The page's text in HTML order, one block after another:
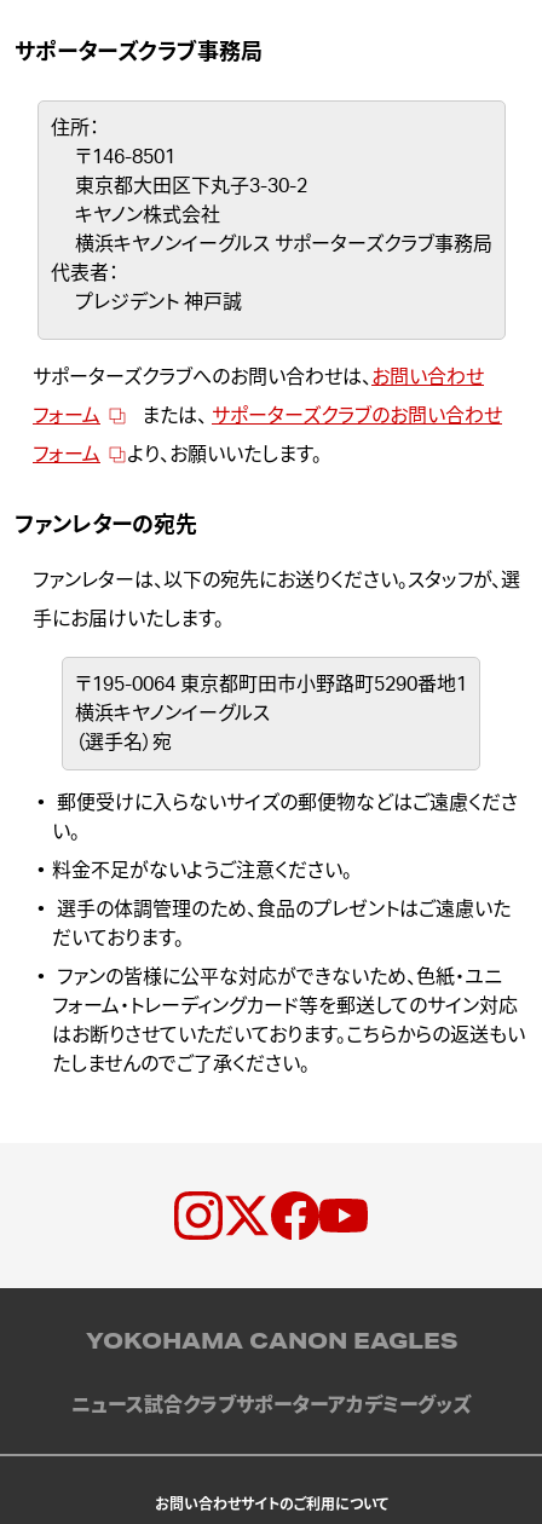
サポーターズクラブ事務局
住所：
〒146-8501
東京都大田区下丸子3-30-2
キヤノン株式会社
横浜キヤノンイーグルス サポーターズクラブ事務局
代表者：
プレジデント 神戸誠
サポーターズクラブへのお問い合わせは、 お問い合わせ
フォーム
または、 サポーターズクラブのお問い合わせ
フォーム
より、お願いいたします。
ファンレターの宛先
ファンレターは、以下の宛先にお送りください。スタッフが、選
手にお届けいたします。
〒195-0064 東京都町田市小野路町5290番地1
横浜キヤノンイーグルス
（選手名）宛
郵便受けに入らないサイズの郵便物などはご遠慮くださ
い。
料金不足がないようご注意ください。
選手の体調管理のため、食品のプレゼントはご遠慮いた
だいております。
ファンの皆様に公平な対応ができないため、色紙・ユニ
フォーム・トレーディングカード等を郵送してのサイン対応
はお断りさせていただいております。こちらからの返送もい
たしませんのでご了承ください。
YOKOHAMA CANON EAGLES
ニュース試合クラブサポーターアカデミーグッズ
お問い合わせサイトのご利用について